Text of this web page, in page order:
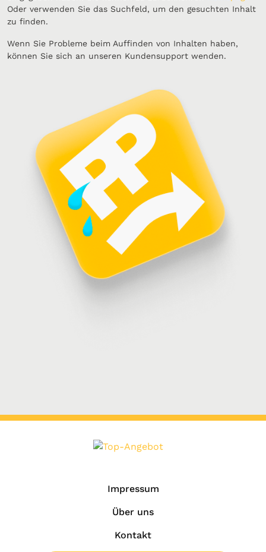
Oder verwenden Sie das Suchfeld, um den gesuchten Inhalt
zu finden.
Wenn Sie Probleme beim Auffinden von Inhalten haben,
können Sie sich an unseren Kundensupport wenden.
Impressum
Über uns
Kontakt